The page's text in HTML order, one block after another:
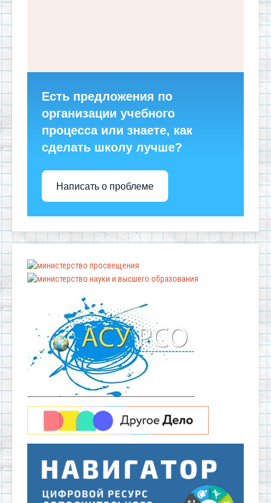
Есть предложения по
организации учебного
процесса или знаете, как
сделать школу лучше?
Написать о проблеме